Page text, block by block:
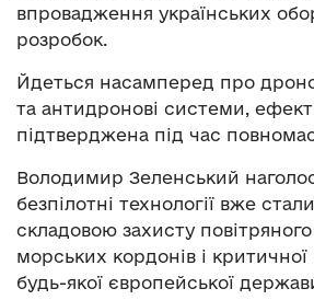
впровадження українських
розробок.
Йдеться насамперед про
та антидронові системи,
підтверджена під час
Володимир Зеленський
безпілотні технології вже
складовою захисту
морських кордонів і
будь-якої європейської